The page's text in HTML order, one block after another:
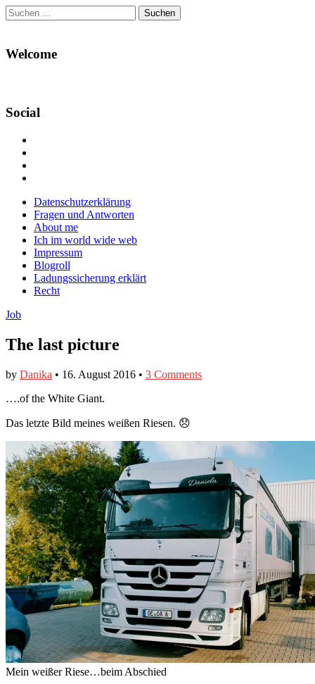
Suchen
nach:
Welcome
Social
Facebook
anzeigen
Twitter
anzeigen
auf
Instagram
anzeigen
Main
menu
Skip
content
Datenschutzerklärung
Fragen und Antworten
About me
Ich im world wide web
Impressum
Blogroll
Ladungssicherung erklärt
Recht
Job
The last picture
by Danika • 16. August 2016 • 3 Comments
….of the White Giant.
Das letzte Bild meines weißen Riesen. 😞
Mein weißer Riese…beim Abschied